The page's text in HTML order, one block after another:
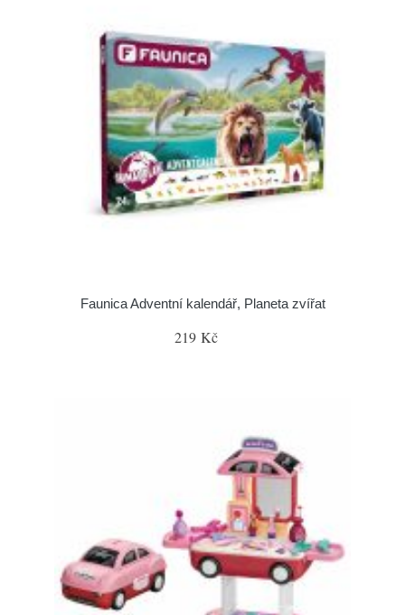
Faunica Adventní kalendář, Planeta zvířat
219 Kč